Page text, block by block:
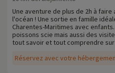
Réservez avec votre
Une aventure de plus de 2h à
l'océan ! Une sortie en famille
Charentes-Maritimes avec
poissons scie mais aussi des
tout savoir et tout comprendre